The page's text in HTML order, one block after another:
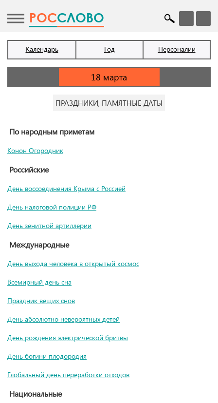
POCСЛОВО
Календарь Год Персоналии
ПРАЗДНИКИ, ПАМЯТНЫЕ ДАТЫ
По народным приметам
Конон Огородник
Российские
День воссоединения Крыма с Россией
День налоговой полиции РФ
День зенитной артиллерии
Международные
День выхода человека в открытый космос
Всемирный день сна
Праздник вещих снов
День абсолютно невероятных детей
День рождения электрической бритвы
День богини плодородия
Глобальный день переработки отходов
Национальные